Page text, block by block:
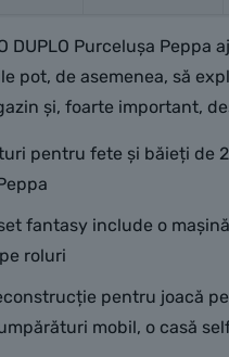
DUPLO Purcelușa
pot, de asemenea, să
și, foarte important,
pentru fete și băieți de
fantasy include o
roluri
pentru joacă
mobil, o casă